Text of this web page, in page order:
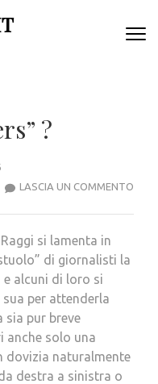
?
LASCIA UN COMMENTO
si lamenta in
di giornalisti la
alcuni di loro si
per attenderla
sia pur breve
anche solo una
dovizia naturalmente
destra a sinistra o